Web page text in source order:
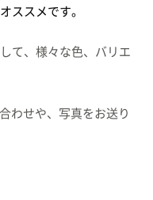
ススメです。
て、様々な色、バリエ
わせや、写真をお送り